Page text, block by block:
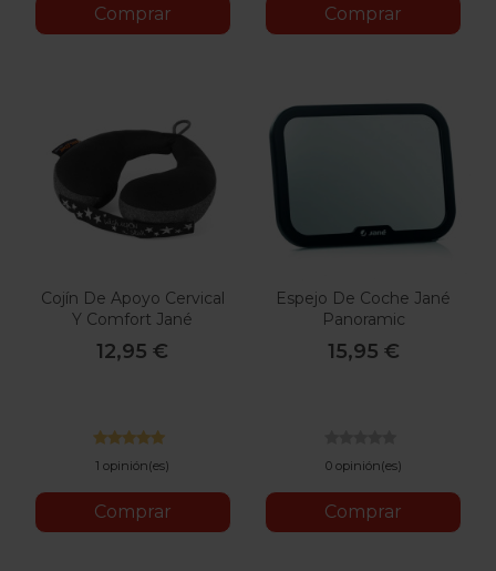
Comprar Comprar
Cojín De Apoyo Cervical
Y Comfort Jané
12,95 €
1 opinión(es)
Comprar
Espejo De Coche Jané
Panoramic
15,95 €
0 opinión(es)
Comprar